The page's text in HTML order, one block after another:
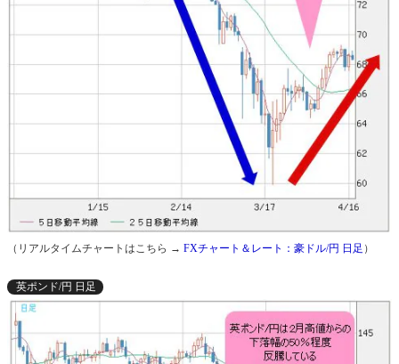
（リアルタイムチャートはこちら → FXチャート＆レート：豪ドル/円 日足 ）
英ポンド/円 日足